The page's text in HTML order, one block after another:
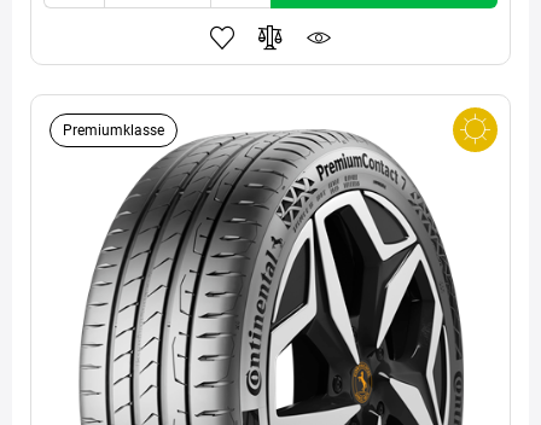
Premiumklasse